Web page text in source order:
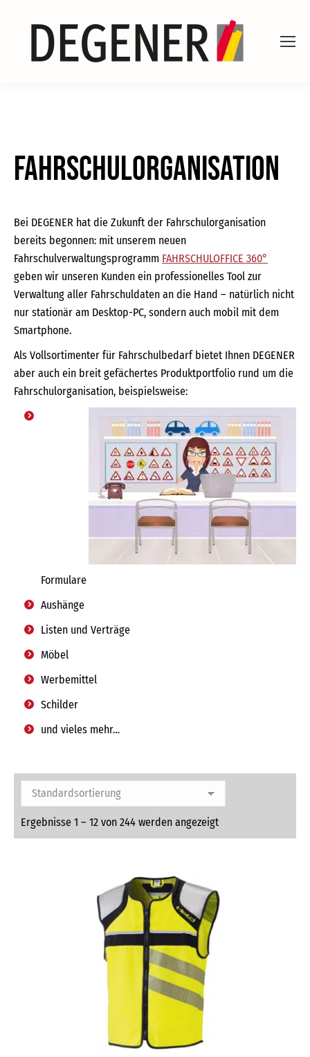
Fahrschulorganisation
Bei DEGENER hat die Zukunft der Fahrschulorganisation
bereits begonnen: mit unserem neuen
Fahrschulverwaltungsprogramm FAHRSCHULOFFICE 360°
geben wir unseren Kunden ein professionelles Tool zur
Verwaltung aller Fahrschuldaten an die Hand – natürlich nicht
nur stationär am Desktop-PC, sondern auch mobil mit dem
Smartphone.
Als Vollsortimenter für Fahrschulbedarf bietet Ihnen DEGENER
aber auch ein breit gefächertes Produktportfolio rund um die
Fahrschulorganisation, beispielsweise:
Formulare
Aushänge
Listen und Verträge
Möbel
Werbemittel
Schilder
und vieles mehr…
Ergebnisse 1 – 12 von 244 werden angezeigt